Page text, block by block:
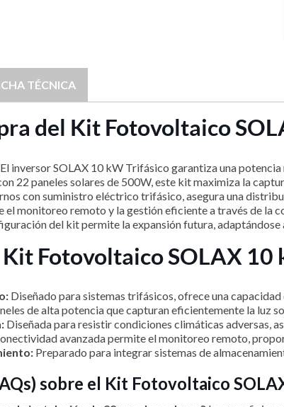
TÉCNICA
del Kit Fotovoltaico
El inversor SOLAX 10 kW Trifásico garantiza una
22 paneles solares de 500W, este kit maximiza la
con suministro eléctrico trifásico, asegura una
el monitoreo remoto y la gestión eficiente a través de la
del kit permite la expansión futura, adaptándose
Fotovoltaico SOLAX 10
Diseñado para sistemas trifásicos, ofrece una
de alta potencia que capturan eficientemente la luz
Diseñada para resistir condiciones climáticas adversas,
avanzada permite el monitoreo remoto,
Preparado para integrar sistemas de
sobre el Kit Fotovoltaico